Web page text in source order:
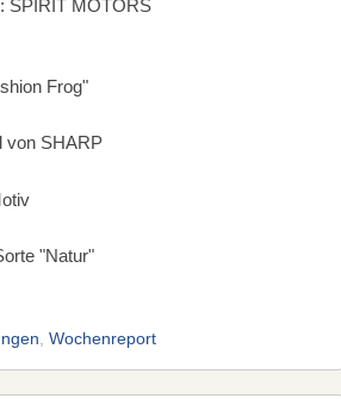
SPIRIT MOTORS
Frog"
von SHARP
"Natur"
Wochenreport